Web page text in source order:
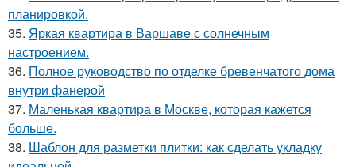
планировкой.
35. Яркая квартира в Варшаве с солнечным
настроением.
36. Полное руководство по отделке бревенчатого дома
внутри фанерой
37. Маленькая квартира в Москве, которая кажется
больше.
38. Шаблон для разметки плитки: как сделать укладку